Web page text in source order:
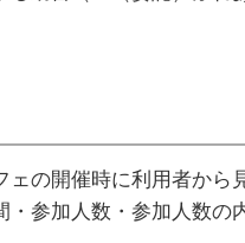
ェの開催時に利用者から
・参加人数・参加人数